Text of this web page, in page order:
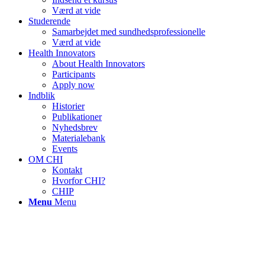
Værd at vide
Studerende
Samarbejdet med sundhedsprofessionelle
Værd at vide
Health Innovators
About Health Innovators
Participants
Apply now
Indblik
Historier
Publikationer
Nyhedsbrev
Materialebank
Events
OM CHI
Kontakt
Hvorfor CHI?
CHIP
Menu Menu